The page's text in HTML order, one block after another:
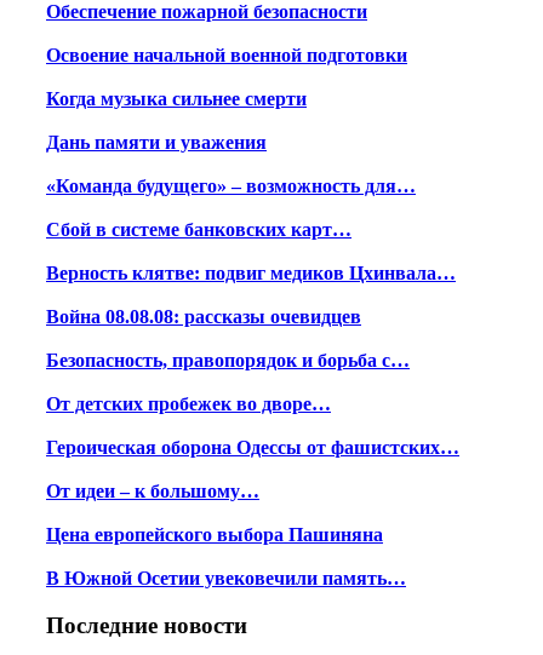
Обеспечение пожарной безопасности
Освоение начальной военной подготовки
Когда музыка сильнее смерти
Дань памяти и уважения
«Команда будущего» – возможность для…
Сбой в системе банковских карт…
Верность клятве: подвиг медиков Цхинвала…
Война 08.08.08: рассказы очевидцев
Безопасность, правопорядок и борьба с…
От детских пробежек во дворе…
Героическая оборона Одессы от фашистских…
От идеи – к большому…
Цена европейского выбора Пашиняна
В Южной Осетии увековечили память…
Последние новости